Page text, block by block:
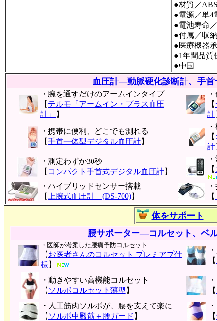
●材質／
●電源／単4
●電池寿命
●付属／収
●医療機器
●1年間品質
●中国
血圧計―動脈硬化診断計、手
・腕を通すだけのアームインタイプ
【 テルモ「アームイン・プラス血圧
計」
】
【
計
・携帯に便利、どこでも測れる
【手首一体型デジタル血圧計】
【
計
・測定わずか30秒
【 コンパクト手首式デジタル血圧計】
【
・ハイブリッドセンサー搭載
【
上腕式血圧計 (DS-700)】
【
体をサポート
腰サポーター―コルセット、ベ
・医師が考案した腰痛予防コルセット
【 お医者さんのコルセット プレミアプ仕
様 】
【
・動きやすい高機能コルセット
【 ソルボコルセット薄型 】
【
・人工筋肉ソルボが、腰を支えて楽に
【 ソルボ中殿筋＋腰ガード 】
【